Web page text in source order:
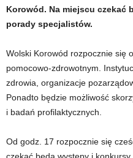
Korowód. Na miejscu czekać
porady specjalistów.
Wolski Korowód rozpocznie się
pomocowo-zdrowotnym.
zdrowia, organizacje
Ponadto będzie możliwość
i badań profilaktycznych.
Od godz. 17 rozpocznie się